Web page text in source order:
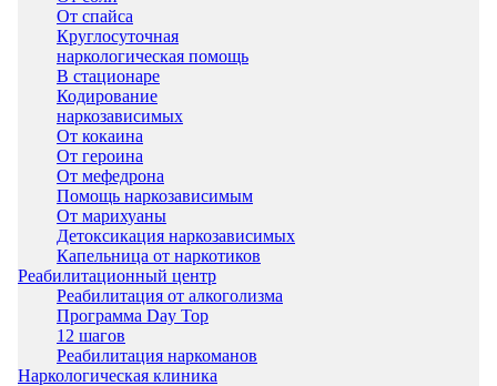
От спайса
Круглосуточная
наркологическая помощь
В стационаре
Кодирование
наркозависимых
От кокаина
От героина
От мефедрона
Помощь наркозависимым
От марихуаны
Детоксикация наркозависимых
Капельница от наркотиков
Реабилитационный центр
Реабилитация от алкоголизма
Программа Day Top
12 шагов
Реабилитация наркоманов
Наркологическая клиника